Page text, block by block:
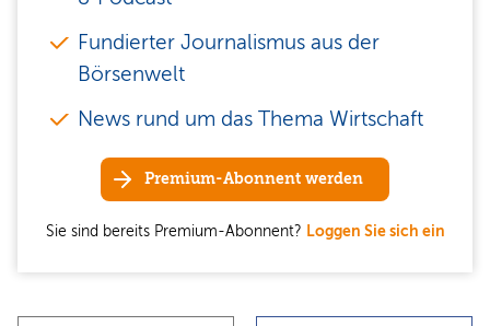
Fundierter Journalismus aus der
Börsenwelt
News rund um das Thema Wirtschaft
Premium-Abonnent werden
Sie sind bereits Premium-Abonnent? Loggen Sie sich ein